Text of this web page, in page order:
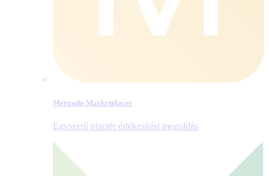
Mergado Marketplaces
Egyszerű piactér értékesítési megoldás